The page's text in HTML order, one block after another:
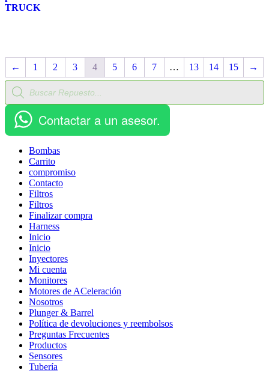
TRUCK
← 1 2 3 4 5 6 7 … 13 14 15
→
Búsqueda
de
productos
Contactar a un asesor.
Bombas
Carrito
compromiso
Contacto
Filtros
Filtros
Finalizar compra
Harness
Inicio
Inicio
Inyectores
Mi cuenta
Monitores
Motores de ACeleración
Nosotros
Plunger & Barrel
Política de devoluciones y reembolsos
Preguntas Frecuentes
Productos
Sensores
Tubería